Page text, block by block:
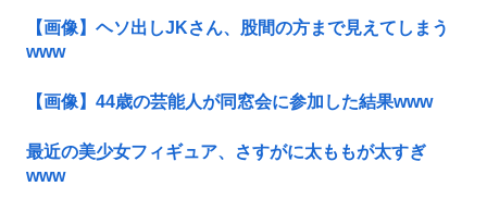
【画像】ヘソ出しJKさん、股間の方まで見えてしまう
www
【画像】44歳の芸能人が同窓会に参加した結果www
最近の美少女フィギュア、さすがに太ももが太すぎ
www